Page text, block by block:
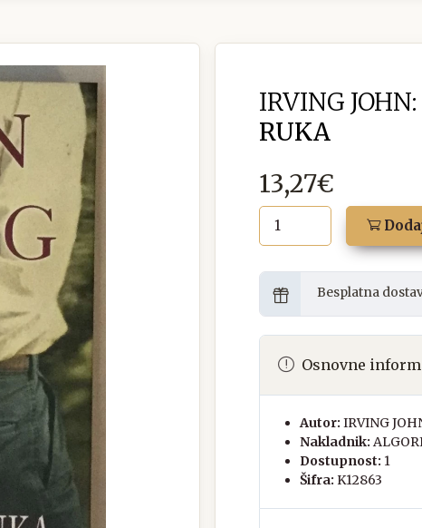
IRVING JOHN:
RUKA
13,27€
Besplatna
Osnovne
Autor: IRVING
Nakladnik:
Dostupnost: 1
Šifra: K12863